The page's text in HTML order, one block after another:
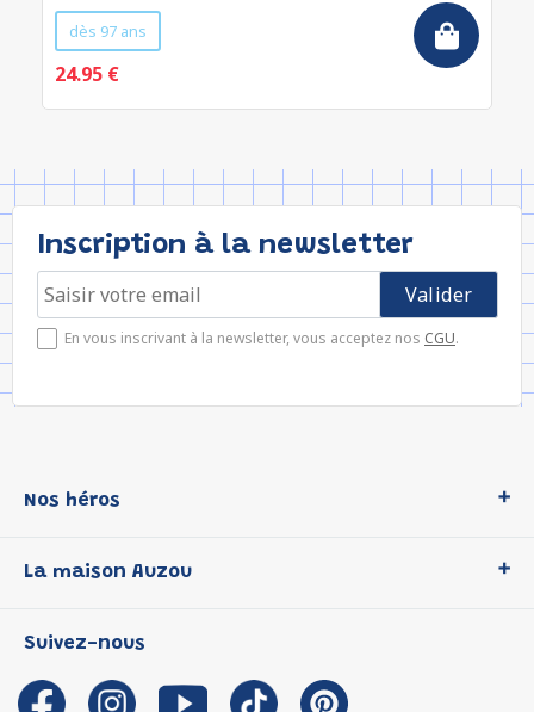
dès 97 ans
24.95 €
Inscription à la newsletter
En vous inscrivant à la newsletter, vous acceptez nos CGU.
Nos héros
P'tit Loup
Les Influenceuses
Migali
La maison Auzou
Notre histoire
Auzou s'engage
Suivez-nous